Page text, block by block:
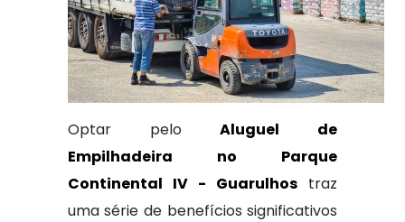
Optar peloAluguel de
Empilhadeira no Parque
Continental IV - Guarulhos traz
uma série de benefícios significativos